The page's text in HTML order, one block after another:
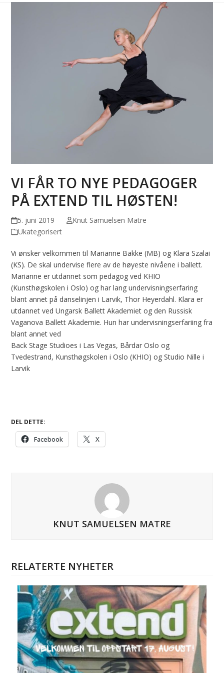
VI FÅR TO NYE PEDAGOGER
PÅ EXTEND TIL HØSTEN!
5. juni 2019
Knut Samuelsen Matre
Ukategorisert
Vi ønsker velkommen til Marianne Bakke (MB) og Klara Szalai
(KS). De skal undervise flere av de høyeste nivåene i ballett.
Marianne er utdannet som pedagog ved KHIO
(Kunsthøgskolen i Oslo) og har lang undervisningserfaring
blant annet på danselinjen i Larvik, Thor Heyerdahl. Klara er
utdannet ved Ungarsk Ballett Akademiet og den Russisk
Vaganova Ballett Akademie. Hun har undervisningserfariing fra
blant annet ved
Back Stage Studioes i Las Vegas, Bårdar Oslo og
Tvedestrand, Kunsthøgskolen i Oslo (KHIO) og Studio Nille i
Larvik
DEL DETTE:
Facebook X
KNUT SAMUELSEN MATRE
RELATERTE NYHETER